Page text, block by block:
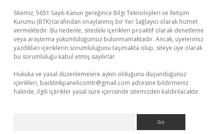
Sitemiz, 5651 Sayılı Kanun gereğince Bilgi Teknolojileri ve İletişim
Kurumu (BTK) tarafından onaylanmış bir Yer Sağlayıcı olarak hizmet
vermektedir. Bu nedenle, sitedeki içerikleri proaktif olarak denetleme
veya araştırma yükümlülüğümüz bulunmamaktadır. Ancak, üyelerimiz
yazdıkları içeriklerin sorumluluğunu taşımakta olup, siteye üye olarak
bu sorumluluğu kabul etmiş sayılırlar.
Hukuka ve yasal düzenlemelere aykırı olduğunu düşündüğünüz
içerikleri, backlinkpanelicomtr@gmail.com adresine bildirmeniz
halinde, ilgili içerikler yasal süre içerisinde sitemizden kaldırılacaktır.